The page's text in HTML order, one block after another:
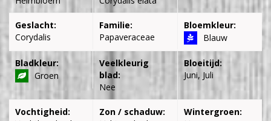
Geslacht:
Corydalis
Familie:
Papaveraceae
Bloemkleur:
Blauw
Bladkleur:
Groen
Veelkleurig
blad:
Nee
Bloeitijd:
Juni, Juli
Vochtigheid:
Zon / schaduw:
Wintergroen: